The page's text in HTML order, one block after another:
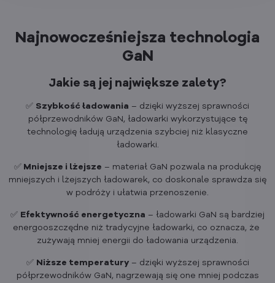
Najnowocześniejsza technologia
GaN
Jakie są jej największe zalety?
✅ Szybkość ładowania – dzięki wyższej sprawności
półprzewodników GaN, ładowarki wykorzystujące tę
technologię ładują urządzenia szybciej niż klasyczne
ładowarki.
✅ Mniejsze i lżejsze – materiał GaN pozwala na produkcję
mniejszych i lżejszych ładowarek, co doskonale sprawdza się
w podróży i ułatwia przenoszenie.
✅ Efektywność energetyczna – ładowarki GaN są bardziej
energooszczędne niż tradycyjne ładowarki, co oznacza, że ​​
zużywają mniej energii do ładowania urządzenia.
✅ Niższe temperatury– dzięki wyższej sprawności
półprzewodników GaN, nagrzewają się one mniej podczas